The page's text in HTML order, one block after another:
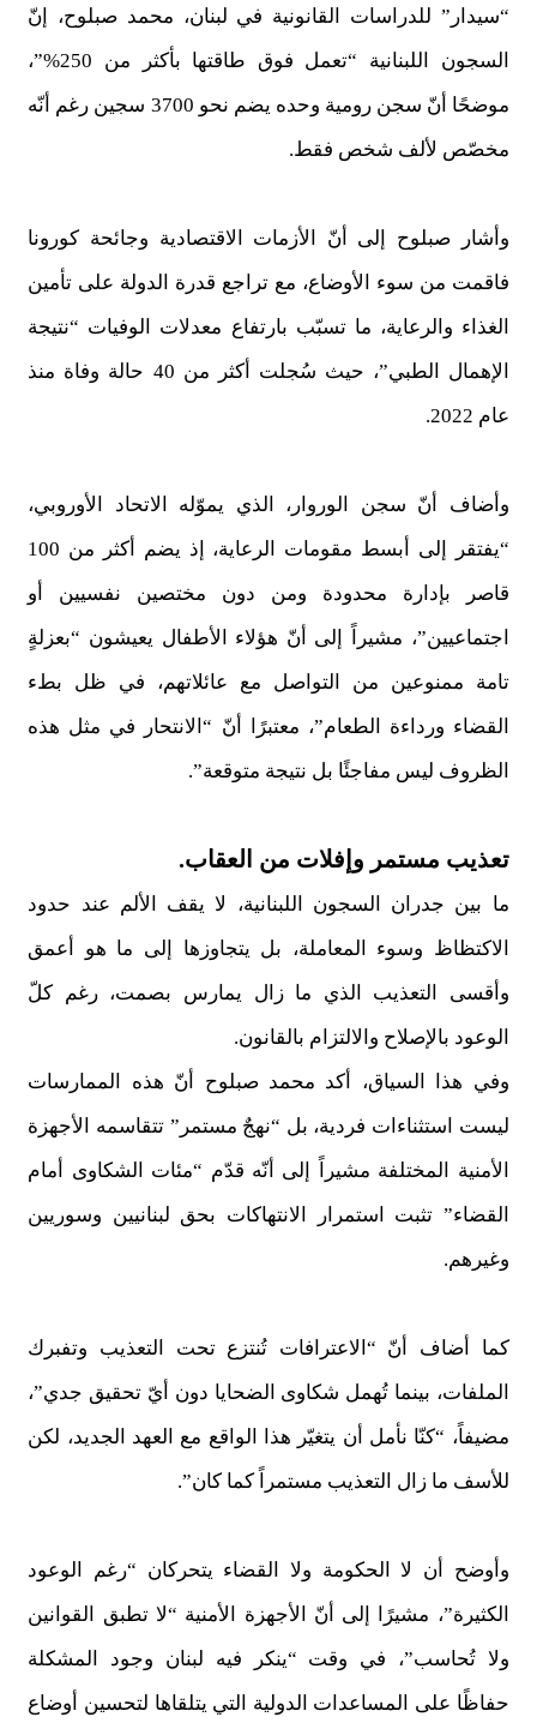
“سيدار” للدراسات القانونية في لبنان، محمد صبلوح، إنّ
السجون اللبنانية “تعمل فوق طاقتها بأكثر من 250%”،
موضحًا أنّ سجن رومية وحده يضم نحو 3700 سجين رغم أنّه
مخصّص لألف شخص فقط.
وأشار صبلوح إلى أنّ الأزمات الاقتصادية وجائحة كورونا
فاقمت من سوء الأوضاع، مع تراجع قدرة الدولة على تأمين
الغذاء والرعاية، ما تسبّب بارتفاع معدلات الوفيات “نتيجة
الإهمال الطبي”، حيث سُجلت أكثر من 40 حالة وفاة منذ
عام 2022.
وأضاف أنّ سجن الوروار، الذي يموّله الاتحاد الأوروبي،
“يفتقر إلى أبسط مقومات الرعاية، إذ يضم أكثر من 100
قاصر بإدارة محدودة ومن دون مختصين نفسيين أو
اجتماعيين”، مشيراً إلى أنّ هؤلاء الأطفال يعيشون “بعزلةٍ
تامة ممنوعين من التواصل مع عائلاتهم، في ظل بطء
القضاء ورداءة الطعام”، معتبرًا أنّ “الانتحار في مثل هذه
الظروف ليس مفاجئًا بل نتيجة متوقعة”.
تعذيب مستمر وإفلات من العقاب.
ما بين جدران السجون اللبنانية، لا يقف الألم عند حدود
الاكتظاظ وسوء المعاملة، بل يتجاوزها إلى ما هو أعمق
وأقسى التعذيب الذي ما زال يمارس بصمت، رغم كلّ
الوعود بالإصلاح والالتزام بالقانون.
وفي هذا السياق، أكد محمد صبلوح أنّ هذه الممارسات
ليست استثناءات فردية، بل “نهجٌ مستمر” تتقاسمه الأجهزة
الأمنية المختلفة مشيراً إلى أنّه قدّم “مئات الشكاوى أمام
القضاء” تثبت استمرار الانتهاكات بحق لبنانيين وسوريين
وغيرهم.
كما أضاف أنّ “الاعترافات تُنتزع تحت التعذيب وتفبرك
الملفات، بينما تُهمل شكاوى الضحايا دون أيّ تحقيق جدي”،
مضيفاً، “كنّا نأمل أن يتغيّر هذا الواقع مع العهد الجديد، لكن
للأسف ما زال التعذيب مستمراً كما كان”.
وأوضح أن لا الحكومة ولا القضاء يتحركان “رغم الوعود
الكثيرة”، مشيرًا إلى أنّ الأجهزة الأمنية “لا تطبق القوانين
ولا تُحاسب”، في وقت “ينكر فيه لبنان وجود المشكلة
حفاظًا على المساعدات الدولية التي يتلقاها لتحسين أوضاع